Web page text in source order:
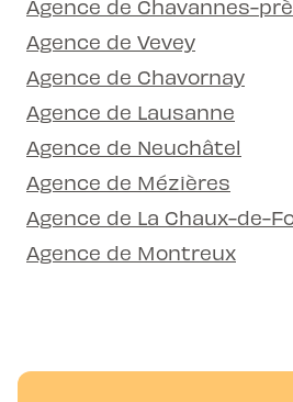
Agence de Chavannes-
Agence de Vevey
Agence de Chavornay
Agence de Lausanne
Agence de Neuchâtel
Agence de Mézières
Agence de La Chaux-de-
Agence de Montreux